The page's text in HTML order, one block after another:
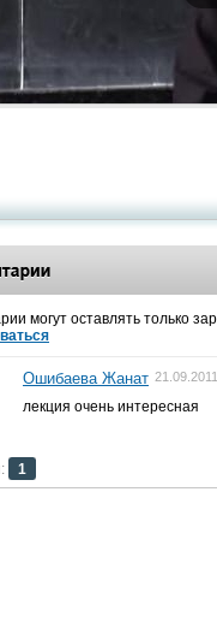
могут оставлять только
Ошибаева Жанат
лекция очень интересная
1